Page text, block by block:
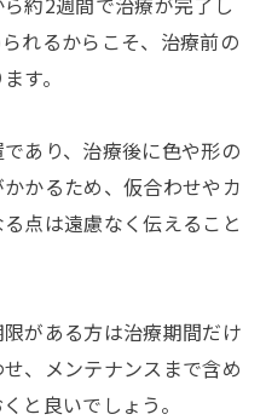
れるからこそ、治療前の
す。
あり、治療後に色や形の
かるため、仮合わせやカ
点は遠慮なく伝えること
がある方は治療期間だけ
、メンテナンスまで含め
と良いでしょう。